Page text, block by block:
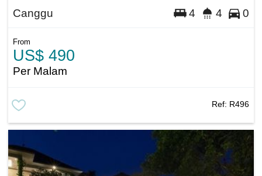
Canggu 4 4 0
From
US$ 490
Per Malam
Ref: R496